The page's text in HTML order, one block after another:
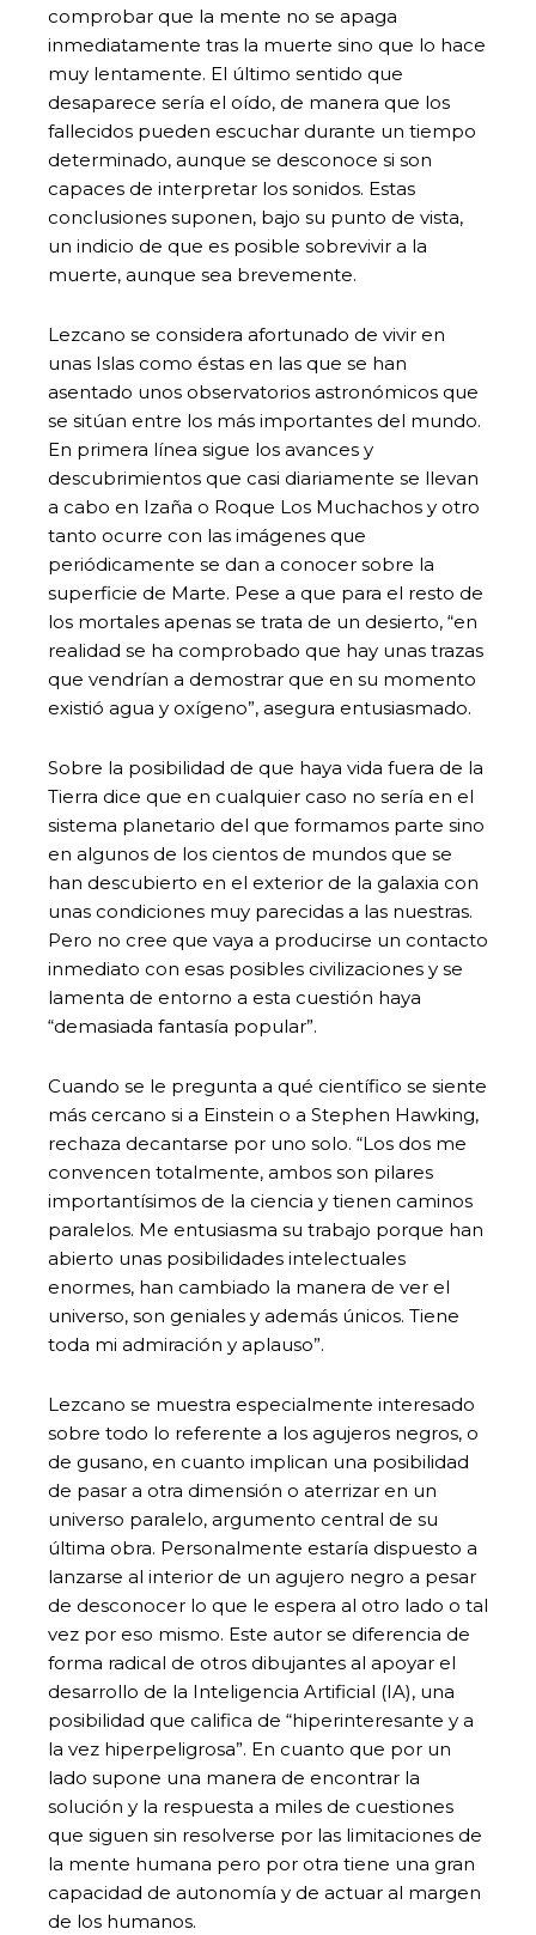
comprobar que la mente no se apaga
inmediatamente tras la muerte sino que lo hace
muy lentamente. El último sentido que
desaparece sería el oído, de manera que los
fallecidos pueden escuchar durante un tiempo
determinado, aunque se desconoce si son
capaces de interpretar los sonidos. Estas
conclusiones suponen, bajo su punto de vista,
un indicio de que es posible sobrevivir a la
muerte, aunque sea brevemente.
Lezcano se considera afortunado de vivir en
unas Islas como éstas en las que se han
asentado unos observatorios astronómicos que
se sitúan entre los más importantes del mundo.
En primera línea sigue los avances y
descubrimientos que casi diariamente se llevan
a cabo en Izaña o Roque Los Muchachos y otro
tanto ocurre con las imágenes que
periódicamente se dan a conocer sobre la
superficie de Marte. Pese a que para el resto de
los mortales apenas se trata de un desierto, “en
realidad se ha comprobado que hay unas trazas
que vendrían a demostrar que en su momento
existió agua y oxígeno”, asegura entusiasmado.
Sobre la posibilidad de que haya vida fuera de la
Tierra dice que en cualquier caso no sería en el
sistema planetario del que formamos parte sino
en algunos de los cientos de mundos que se
han descubierto en el exterior de la galaxia con
unas condiciones muy parecidas a las nuestras.
Pero no cree que vaya a producirse un contacto
inmediato con esas posibles civilizaciones y se
lamenta de entorno a esta cuestión haya
“demasiada fantasía popular”.
Cuando se le pregunta a qué científico se siente
más cercano si a Einstein o a Stephen Hawking,
rechaza decantarse por uno solo. “Los dos me
convencen totalmente, ambos son pilares
importantísimos de la ciencia y tienen caminos
paralelos. Me entusiasma su trabajo porque han
abierto unas posibilidades intelectuales
enormes, han cambiado la manera de ver el
universo, son geniales y además únicos. Tiene
toda mi admiración y aplauso”.
Lezcano se muestra especialmente interesado
sobre todo lo referente a los agujeros negros, o
de gusano, en cuanto implican una posibilidad
de pasar a otra dimensión o aterrizar en un
universo paralelo, argumento central de su
última obra. Personalmente estaría dispuesto a
lanzarse al interior de un agujero negro a pesar
de desconocer lo que le espera al otro lado o tal
vez por eso mismo. Este autor se diferencia de
forma radical de otros dibujantes al apoyar el
desarrollo de la Inteligencia Artificial (IA), una
posibilidad que califica de “hiperinteresante y a
la vez hiperpeligrosa”. En cuanto que por un
lado supone una manera de encontrar la
solución y la respuesta a miles de cuestiones
que siguen sin resolverse por las limitaciones de
la mente humana pero por otra tiene una gran
capacidad de autonomía y de actuar al margen
de los humanos.